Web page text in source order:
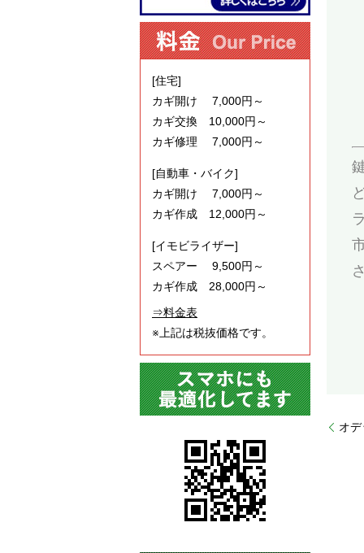
オ
[住宅]
カギ開け 7,000円～
カギ交換 10,000円～
カギ修理 7,000円～
[自動車・バイク]
カギ開け 7,000円～
カギ作成 12,000円～
[イモビライザー]
スペアー 9,500円～
カギ作成 28,000円～
⇒料金表
※上記は税抜価格です。